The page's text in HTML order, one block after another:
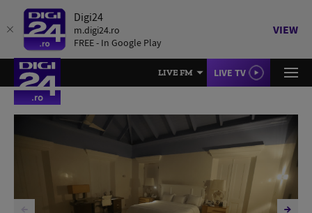
Digi24
m.digi24.ro
FREE - In Google Play
VIEW
LIVE FM LIVE TV